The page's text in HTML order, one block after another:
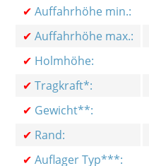
✔ Auffahrhöhe min.:
✔ Auffahrhöhe max.:
✔ Holmhöhe:
✔ Tragkraft*:
✔ Gewicht**:
✔ Rand:
✔ Auflager Typ***: